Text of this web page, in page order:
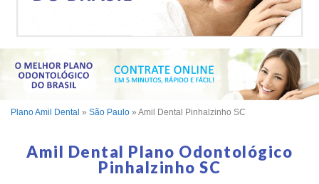
Plano Amil Dental » São Paulo » Amil Dental Pinhalzinho SC
Amil Dental Plano Odontológico
Pinhalzinho SC